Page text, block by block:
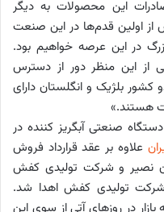
این محصولات به دیگر
اولین قدم‌ها در این صنعت
در این عرصه خواهیم بود.
از این منظر دور از دسترس
کشور بلژیک و انگلستان دارای
هستند.»
صنعتی آبگریز کننده در
علاوه بر عقد قرارداد فروش
نصیر و شرکت تولیدی کفش
شرکت تولیدی کفش اهدا شد.